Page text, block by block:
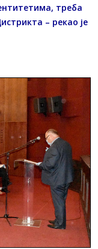
треба
– рекао је